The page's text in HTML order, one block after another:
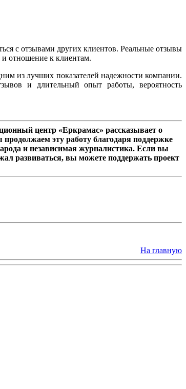
с отзывами других клиентов. Реальные отзывы
и отношение к клиентам.
из лучших показателей надежности компании.
и длительный опыт работы, вероятность
центр «Еркрамас» рассказывает о
эту работу благодаря поддержке
и независимая журналистика. Если вы
развиваться, вы можете поддержать проект
На главную